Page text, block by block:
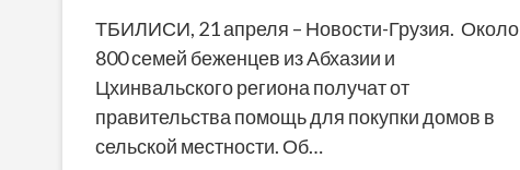
ТБИЛИСИ, 21 апреля – Новости-Грузия. Около
800 семей беженцев из Абхазии и
Цхинвальского региона получат от
правительства помощь для покупки домов в
сельской местности. Об…